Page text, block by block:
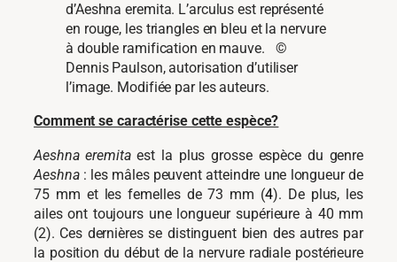
d’Aeshna eremita. L’arculus est représenté
en rouge, les triangles en bleu et la nervure
à double ramification en mauve. ©
Dennis Paulson, autorisation d’utiliser
l’image. Modifiée par les auteurs.
Comment se caractérise cette espèce?
Aeshna eremitaest la plus grosse espèce du genre
Aeshna : les mâles peuvent atteindre une longueur de
75 mm et les femelles de 73 mm (4). De plus, les
ailes ont toujours une longueur supérieure à 40 mm
(2). Ces dernières se distinguent bien des autres par
la position du début de la nervure radiale postérieure